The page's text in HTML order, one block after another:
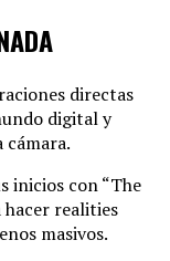
directas
digital y
inicios con “The
hacer realities
masivos.